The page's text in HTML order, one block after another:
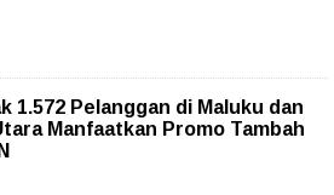
1.572 Pelanggan di Maluku dan
Manfaatkan Promo Tambah